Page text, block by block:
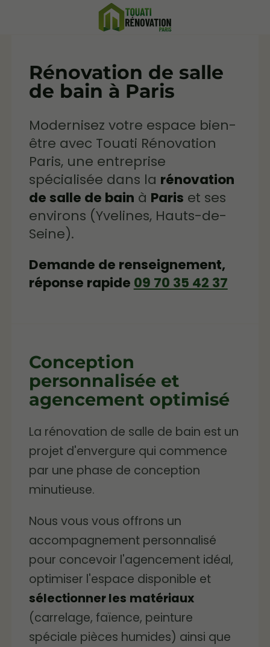
Rénovation de salle
de bain à Paris
Modernisez votre espace bien-
être avec Touati Rénovation
Paris, une entreprise
spécialisée dans la rénovation
de salle de bain à Paris et ses
environs (Yvelines, Hauts-de-
Seine).
Demande de renseignement,
réponse rapide 09 70 35 42 37
Conception
personnalisée et
agencement optimisé
La rénovation de salle de bain est un
projet d'envergure qui commence
par une phase de conception
minutieuse.
Nous vous vous offrons un
accompagnement personnalisé
pour concevoir l'agencement idéal,
optimiser l'espace disponible et
sélectionner les matériaux
(carrelage, faïence, peinture
spéciale pièces humides) ainsi que